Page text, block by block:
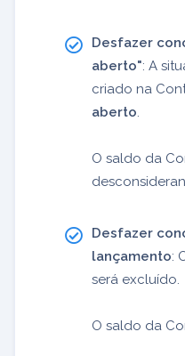
Desfazer
aberto": A
criado na
aberto
O saldo da
Desfazer
lançamento:
será excluído.
O saldo da